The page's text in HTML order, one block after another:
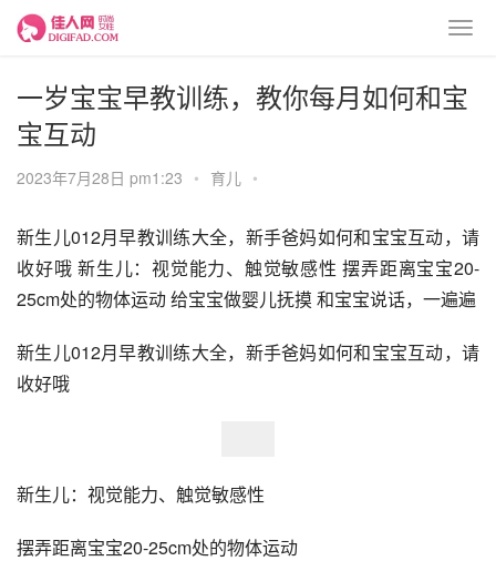
一岁宝宝早教训练，教你每月如何和宝
宝互动
2023年7月28日 pm1:23 • 育儿 •
新生儿012月早教训练大全，新手爸妈如何和宝宝互动，请
收好哦 新生儿：视觉能力、触觉敏感性 摆弄距离宝宝20-
25cm处的物体运动 给宝宝做婴儿抚摸 和宝宝说话，一遍遍
新生儿012月早教训练大全，新手爸妈如何和宝宝互动，请
收好哦
新生儿：视觉能力、触觉敏感性
摆弄距离宝宝20-25cm处的物体运动